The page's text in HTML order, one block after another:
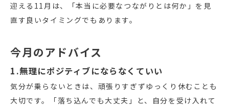
迎える11月は、「本当に必要なつながりとは何か」を見
直す良いタイミングでもあります。
今月のアドバイス
1.無理にポジティブにならなくていい
気分が乗らないときは、頑張りすぎずゆっくり休むことも
大切です。「落ち込んでも大丈夫」と、自分を受け入れて